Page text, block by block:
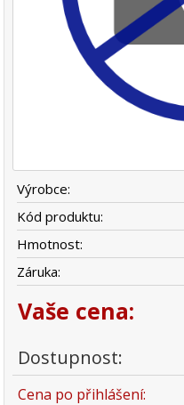
Výrobce:
Kód produktu:
Hmotnost:
Záruka:
Vaše cena:
Dostupnost:
Cena po přihlášení: